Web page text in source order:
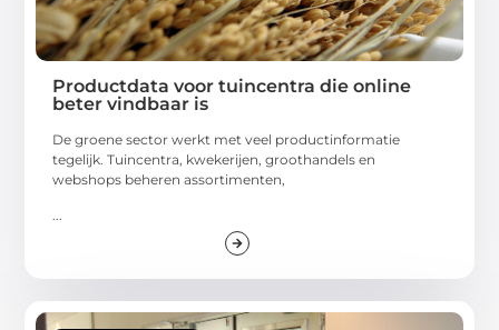
Productdata voor tuincentra die online
beter vindbaar is
De groene sector werkt met veel productinformatie
tegelijk. Tuincentra, kwekerijen, groothandels en
webshops beheren assortimenten,
...